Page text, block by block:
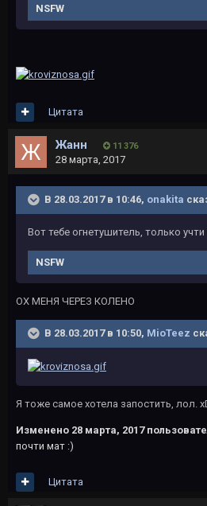
NSFW
Цитата
Жанн 11 376
28 марта, 2017
В 28.03.2017 в 10:46, onakita
Вот тебе огнетушитель, только учти
NSFW
ОХ МЕНЯ ЧЕРЕЗ КОЛЕНО
В 28.03.2017 в 10:50, MioTeez
Я тоже самое хотела запостить, лол.
Изменено 28 марта, 2017
почти мат :)
Цитата